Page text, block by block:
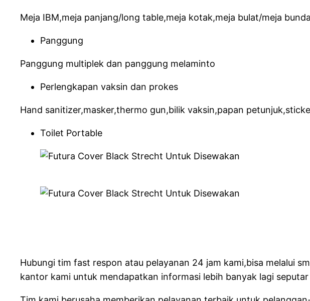
Meja IBM,meja panjang/long table,meja kotak,meja bulat/meja
Panggung
Panggung multiplek dan panggung melaminto
Perlengkapan vaksin dan prokes
Hand sanitizer,masker,thermo gun,bilik vaksin,papan
Toilet Portable
Hubungi tim fast respon atau pelayanan 24 jam kami,bisa melalui
kantor kami untuk mendapatkan informasi lebih banyak lagi seputar